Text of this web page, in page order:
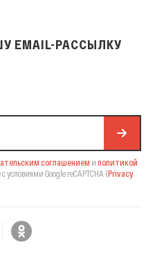
EMAIL-РАССЫЛКУ
соглашением и политикой
условиями Google reCAPTCHA (Privacy